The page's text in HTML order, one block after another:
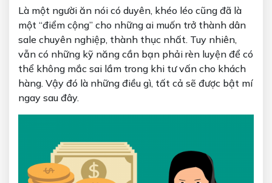
Là một người ăn nói có duyên, khéo léo cũng đã là
một “điểm cộng” cho những ai muốn trở thành dân
sale chuyên nghiệp, thành thục nhất. Tuy nhiên,
vẫn có những kỹ năng cần bạn phải rèn luyện để có
thể không mắc sai lầm trong khi tư vấn cho khách
hàng. Vậy đó là những điều gì, tất cả sẽ được bật mí
ngay sau đây.